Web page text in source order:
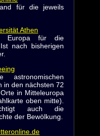
für die jeweils
Athen
Europa für die
nach bisherigen
astronomischen
in den nächsten 72
in Mitteleuropa
oben mitte).
auch die
der Bewölkung.